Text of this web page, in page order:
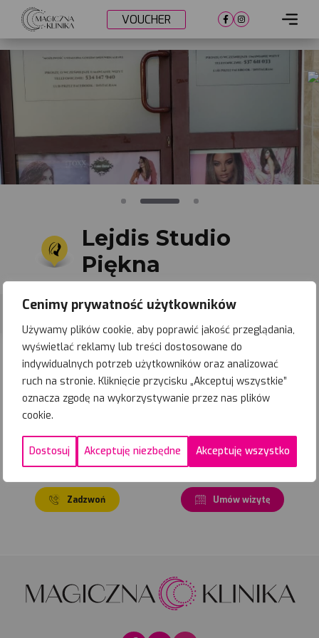
Cenimy prywatność użytkowników
Używamy plików cookie, aby poprawić jakość przeglądania,
wyświetlać reklamy lub treści dostosowane do
indywidualnych potrzeb użytkowników oraz analizować
ruch na stronie. Kliknięcie przycisku „Akceptuj wszystkie”
oznacza zgodę na wykorzystywanie przez nas plików
cookie.
Dostosuj Akceptuję niezbędne Akceptuję wszystko
VOUCHER
Cennik
Lokalizacje
Metamorfozy
Nasi lekarze
Umów wizytę
Lejdis Studio
Piękna
Dąbrowa Tarnowska
ul. Polna 4
%
Najbliższe
PROMOCYJNE
02-09-2026
Zapisz się
Zadzwoń Umów wizytę